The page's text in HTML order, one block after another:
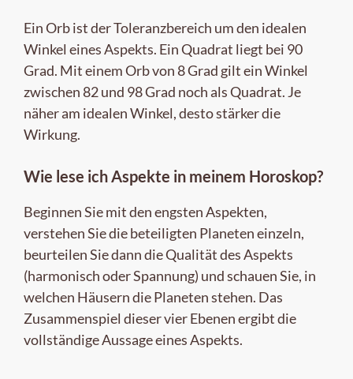
Ein Orb ist der Toleranzbereich um den idealen
Winkel eines Aspekts. Ein Quadrat liegt bei 90
Grad. Mit einem Orb von 8 Grad gilt ein Winkel
zwischen 82 und 98 Grad noch als Quadrat. Je
näher am idealen Winkel, desto stärker die
Wirkung.
Wie lese ich Aspekte in meinem Horoskop?
Beginnen Sie mit den engsten Aspekten,
verstehen Sie die beteiligten Planeten einzeln,
beurteilen Sie dann die Qualität des Aspekts
(harmonisch oder Spannung) und schauen Sie, in
welchen Häusern die Planeten stehen. Das
Zusammenspiel dieser vier Ebenen ergibt die
vollständige Aussage eines Aspekts.